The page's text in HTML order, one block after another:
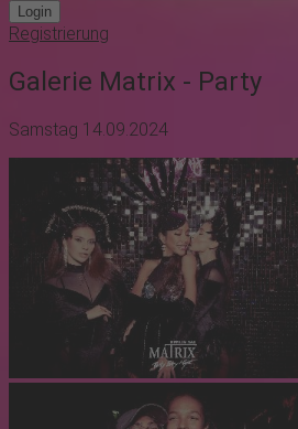
Login
Registrierung
Galerie Matrix - Party
Samstag 14.09.2024